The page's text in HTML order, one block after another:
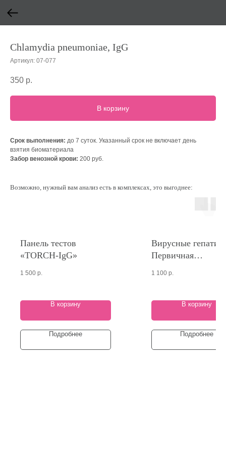
Chlamydia pneumoniae, IgG
Артикул: 07-077
350 р.
В корзину
Срок выполнения: до 7 суток. Указанный срок не включает день
взятия биоматериала
Забор венозной крови: 200 руб.
Возможно, нужный вам анализ есть в комплексах, это выгоднее:
Панель тестов
«TORCH-IgG»
1 500 р.
В корзину
Подробнее
Вирусные
Первичная
1 100 р.
В корзину
Подробнее